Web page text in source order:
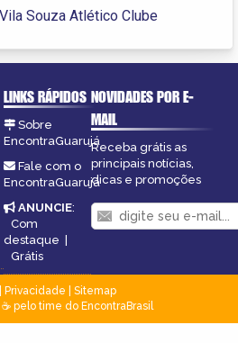
Vila Souza Atlético Clube
LINKS RÁPIDOS
Sobre
EncontraGuarujá
Fale com o
EncontraGuarujá
ANUNCIE:
Com
destaque |
Grátis
NOVIDADES POR E-
MAIL
Receba grátis as
principais notícias,
dicas e promoções
Privacidade
Sitemap
pelo time do EncontraBrasil